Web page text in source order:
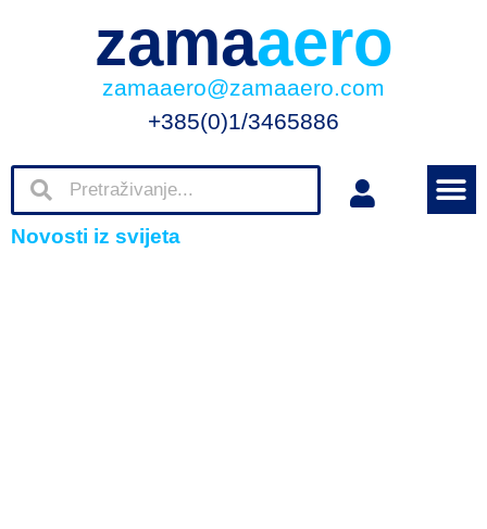
zamaaero
zamaaero@zamaaero.com
+385(0)1/3465886
Novosti iz svijeta